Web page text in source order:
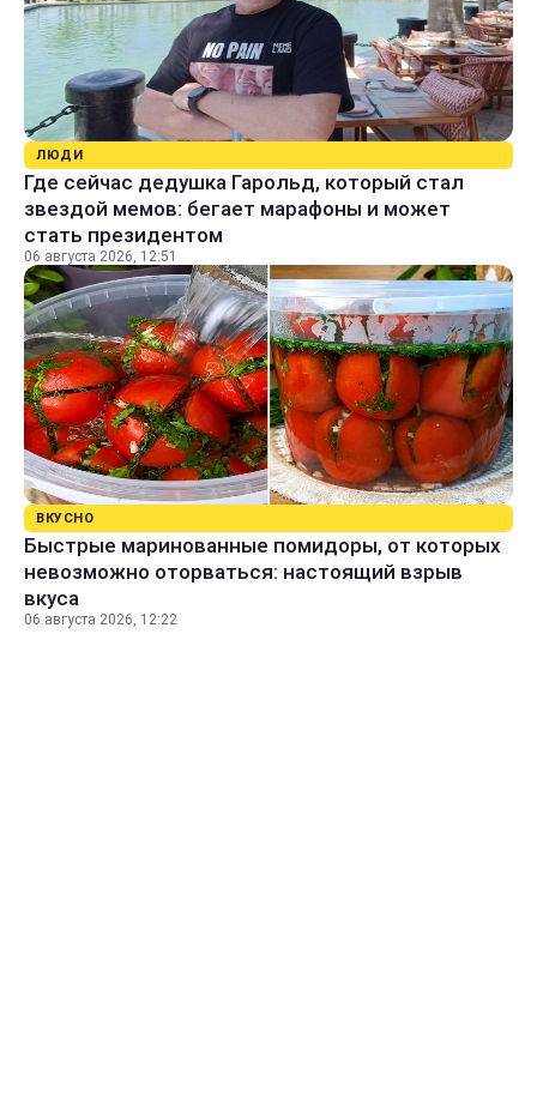
ЛЮДИ
Где сейчас дедушка Гарольд, который стал
звездой мемов: бегает марафоны и может
стать президентом
06 августа 2026, 12:51
ВКУСНО
Быстрые маринованные помидоры, от которых
невозможно оторваться: настоящий взрыв
вкуса
06 августа 2026, 12:22